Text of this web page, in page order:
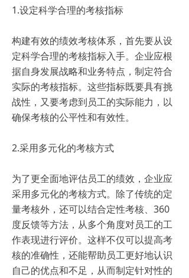
1.设定科学合理的考核指标
构建有效的绩效考核体系，首先要从设
定科学合理的考核指标入手。企业应根
据自身发展战略和业务特点，制定符合
实际的考核指标。这些指标既要具有挑
战性，又要考虑到员工的实际能力，以
确保考核的公平性和有效性。
2.采用多元化的考核方式
为了更全面地评估员工的绩效，企业应
采用多元化的考核方式。除了传统的定
量考核外，还可以结合定性考核、360
度反馈等方法，从多个角度对员工的工
作表现进行评价。这样不仅可以提高考
核的准确性，还能帮助员工更好地认识
自己的优点和不足，从而制定针对性的